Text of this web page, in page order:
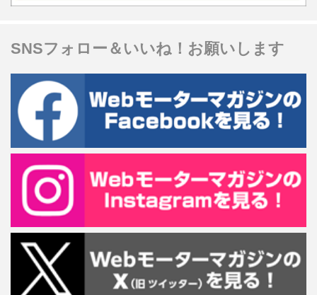
SNSフォロー＆いいね！お願いします